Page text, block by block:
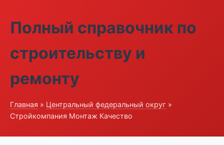
Полный справочник по
строительству и
ремонту
Главная » Центральный федеральный округ »
Стройкомпания Монтаж Качество